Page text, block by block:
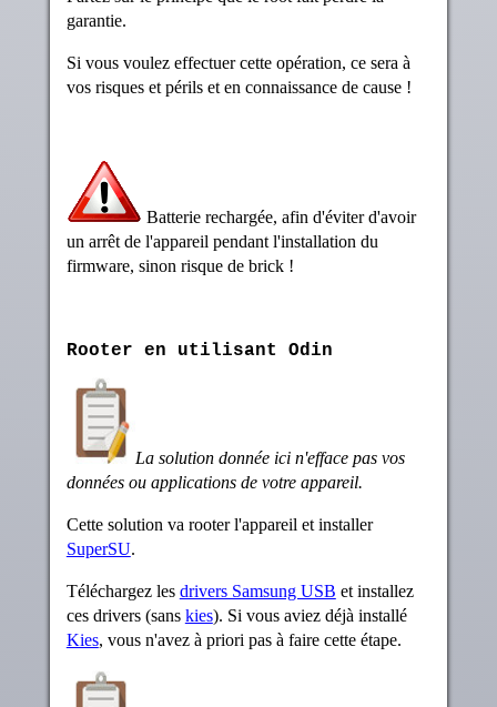
garantie.
Si vous voulez effectuer cette opération, ce sera à
vos risques et périls et en connaissance de cause !
Batterie rechargée, afin d'éviter d'avoir
un arrêt de l'appareil pendant l'installation du
firmware, sinon risque de brick !
Rooter en utilisant Odin
La solution donnée ici n'efface pas vos
données ou applications de votre appareil.
Cette solution va rooter l'appareil et installer
SuperSU.
Téléchargez les drivers Samsung USB et installez
ces drivers (sans kies). Si vous aviez déjà installé
Kies, vous n'avez à priori pas à faire cette étape.